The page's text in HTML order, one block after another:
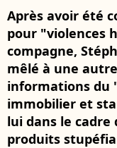
Après avoir été
pour "violences
compagne,
mêlé à une
informations du
immobilier et
lui dans le
produits